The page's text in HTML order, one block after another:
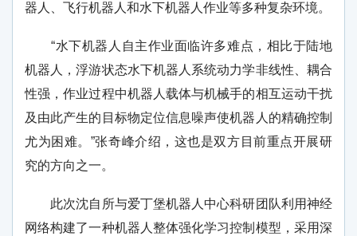
器人、飞行机器人和水下机器人作业等多种复杂环境。
“水下机器人自主作业面临许多难点，相比于陆地
机器人，浮游状态水下机器人系统动力学非线性、耦合
性强，作业过程中机器人载体与机械手的相互运动干扰
及由此产生的目标物定位信息噪声使机器人的精确控制
尤为困难。”张奇峰介绍，这也是双方目前重点开展研
究的方向之一。
此次沈自所与爱丁堡机器人中心科研团队利用神经
网络构建了一种机器人整体强化学习控制模型，采用深